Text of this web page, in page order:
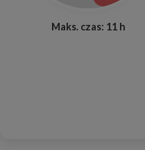
Maks. czas: 11 h